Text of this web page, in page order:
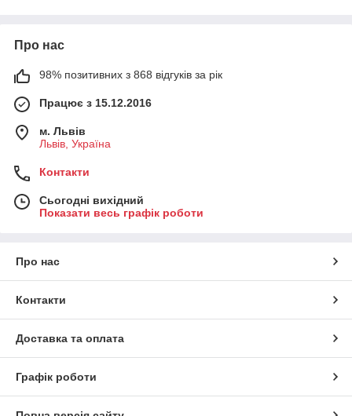
Про нас
98% позитивних з 868 відгуків за рік
Працює з 15.12.2016
м. Львів
Львів, Україна
Контакти
Сьогодні вихідний
Показати весь графік роботи
Про нас
Контакти
Доставка та оплата
Графік роботи